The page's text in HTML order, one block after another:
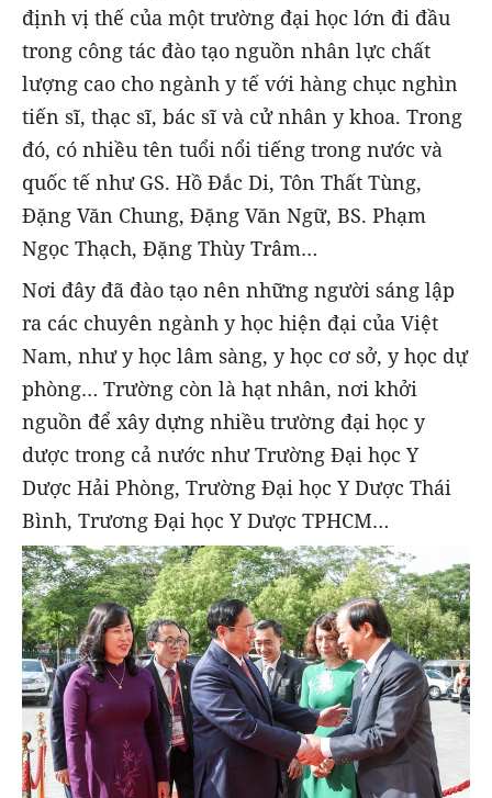
định vị thế của một trường đại học lớn đi đầu
trong công tác đào tạo nguồn nhân lực chất
lượng cao cho ngành y tế với hàng chục nghìn
tiến sĩ, thạc sĩ, bác sĩ và cử nhân y khoa. Trong
đó, có nhiều tên tuổi nổi tiếng trong nước và
quốc tế như GS. Hồ Đắc Di, Tôn Thất Tùng,
Đặng Văn Chung, Đặng Văn Ngữ, BS. Phạm
Ngọc Thạch, Đặng Thùy Trâm…
Nơi đây đã đào tạo nên những người sáng lập
ra các chuyên ngành y học hiện đại của Việt
Nam, như y học lâm sàng, y học cơ sở, y học dự
phòng… Trường còn là hạt nhân, nơi khởi
nguồn để xây dựng nhiều trường đại học y
dược trong cả nước như Trường Đại học Y
Dược Hải Phòng, Trường Đại học Y Dược Thái
Bình, Trương Đại học Y Dược TPHCM…